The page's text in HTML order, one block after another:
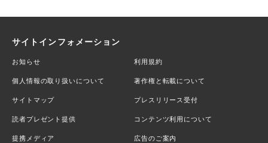
サイトインフォメーション
お知らせ 利用規約
個人情報の取り扱いについて 著作権と転載について
サイトマップ プレスリリース受付
読者プレゼント提供 コンテンツ利用について
提携メディア 広告のご案内